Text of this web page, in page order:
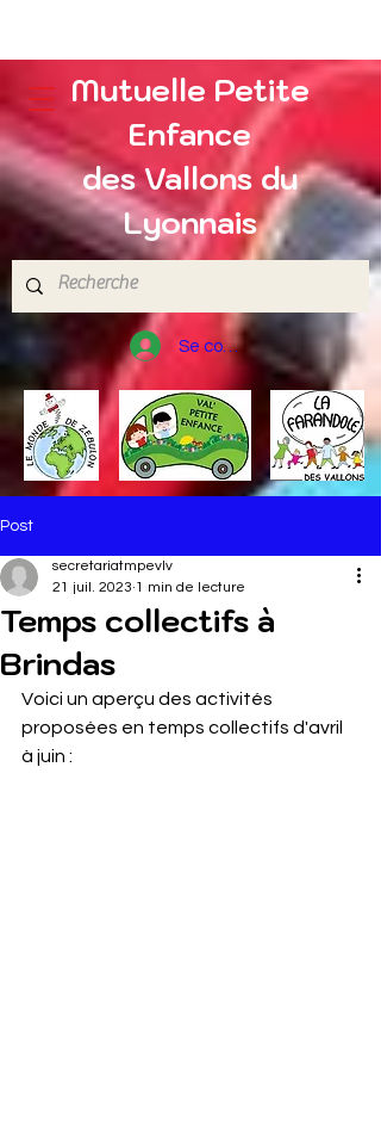
Mutuelle Petite
Enfance
des Vallons du
Lyonnais
Se connecter
Post
Temps collectifs à
Brindas
secretariatmpevlv
21 juil. 2023 1 min de lecture
Voici un aperçu des activités
proposées en temps collectifs d'avril
à juin :